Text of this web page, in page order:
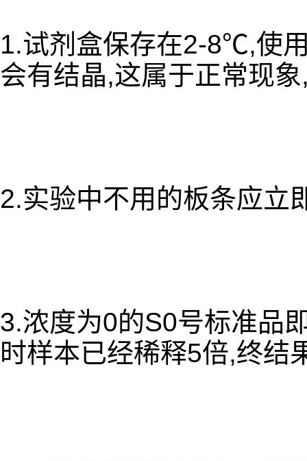
1.试剂盒保存在2-8℃,使
会有结晶,这属于正常现
2.实验中不用的板条应立
3.浓度为0的S0号标准品
时样本已经稀释5倍,终结